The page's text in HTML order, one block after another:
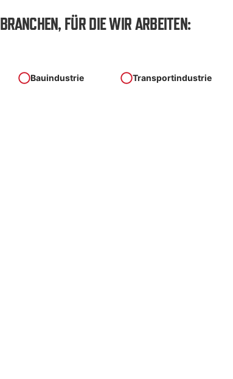
BRANCHEN, FÜR DIE WIR ARBEITEN:
Bauindustrie Transportindustrie